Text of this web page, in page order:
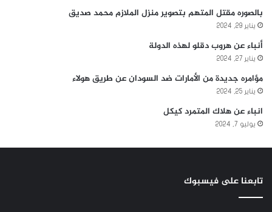
بالصوره مقتل المتهم بتصوير منزل الملازم محمد صديق
يناير 29, 2024
أنباء عن هروب دقلو لهذه الدولة
يناير 27, 2024
مؤامره جديدة من الأمارات ضد السودان عن طريق هولاء
يناير 25, 2024
انباء عن هلاك المتمرد كيكل
يوليو 7, 2024
تابعنا على فيسبوك